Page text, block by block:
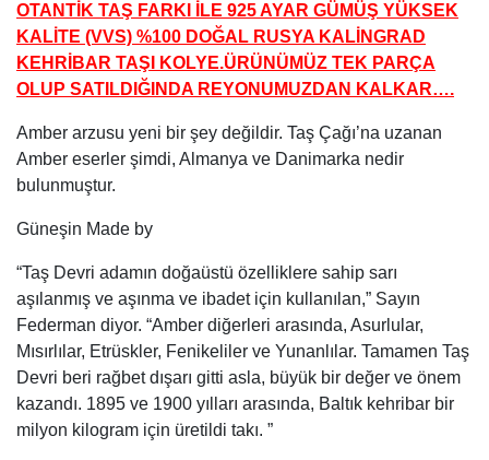
OTANTİK TAŞ FARKI İLE 925 AYAR GÜMÜŞ YÜKSEK
KALİTE (VVS) %100 DOĞAL RUSYA KALİNGRAD
KEHRİBAR TAŞI KOLYE.ÜRÜNÜMÜZ TEK PARÇA
OLUP SATILDIĞINDA REYONUMUZDAN KALKAR….
Amber arzusu yeni bir şey değildir. Taş Çağı’na uzanan
Amber eserler şimdi, Almanya ve Danimarka nedir
bulunmuştur.
Güneşin Made by
“Taş Devri adamın doğaüstü özelliklere sahip sarı
aşılanmış ve aşınma ve ibadet için kullanılan,” Sayın
Federman diyor. “Amber diğerleri arasında, Asurlular,
Mısırlılar, Etrüskler, Fenikeliler ve Yunanlılar. Tamamen Taş
Devri beri rağbet dışarı gitti asla, büyük bir değer ve önem
kazandı. 1895 ve 1900 yılları arasında, Baltık kehribar bir
milyon kilogram için üretildi takı. ”